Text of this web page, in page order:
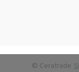
© Ceratrade